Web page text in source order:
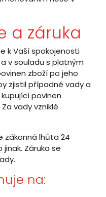
a záruka
k Vaší spokojenosti
v souladu s platným
zboží po jeho
zjistil případné vady a
povinen
vady vzniklé
zákonná lhůta 24
Záruka se
na: